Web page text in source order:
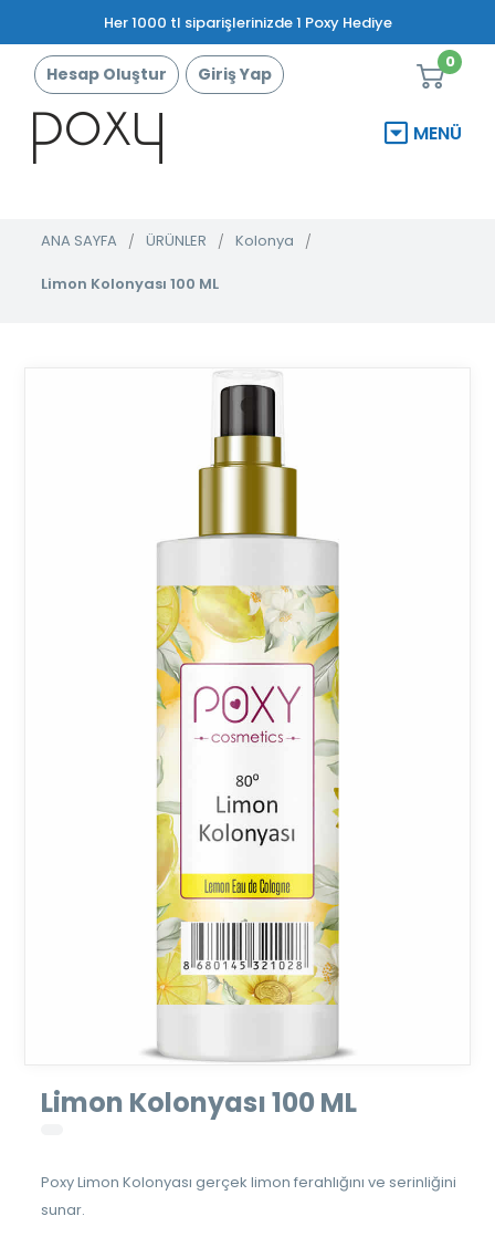
Her 1000 tl siparişlerinizde 1 Poxy Hediye
Hesap Oluştur Giriş Yap
0
MENÜ
ANA SAYFA ÜRÜNLER Kolonya
Limon Kolonyası 100 ML
Limon Kolonyası 100 ML
Poxy Limon Kolonyası gerçek limon ferahlığını ve serinliğini
sunar.